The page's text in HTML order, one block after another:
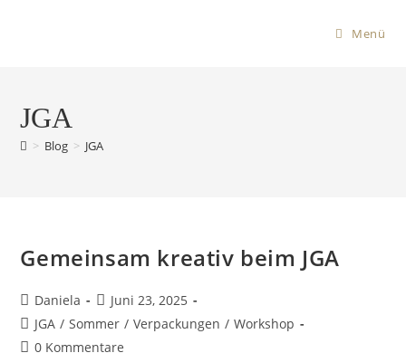
Menü
JGA
> Blog > JGA
Gemeinsam kreativ beim JGA
Daniela
Juni 23, 2025
JGA / Sommer / Verpackungen / Workshop
0 Kommentare